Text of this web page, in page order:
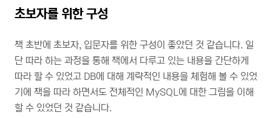
초보자를 위한 구성
책 초반에 초보자, 입문자를 위한 구성이 좋았던 것 같습니다. 일
단 따라 하는 과정을 통해 책에서 다루고 있는 내용을 간단하게
따라 할 수 있었고 DB에 대해 계략적인 내용을 체험해 볼 수 있었
기에 책을 따라 하면서도 전체적인 MySQL에 대한 그림을 이해
할 수 있었던 것 같습니다.